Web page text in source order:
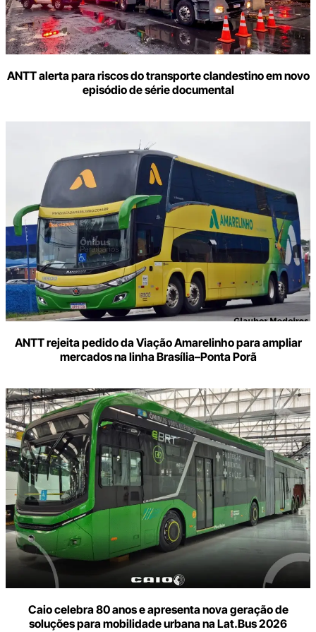
ANTT alerta para riscos do transporte clandestino em novo
episódio de série documental
ANTT rejeita pedido da Viação Amarelinho para ampliar
mercados na linha Brasília–Ponta Porã
Caio celebra 80 anos e apresenta nova geração de
soluções para mobilidade urbana na Lat.Bus 2026